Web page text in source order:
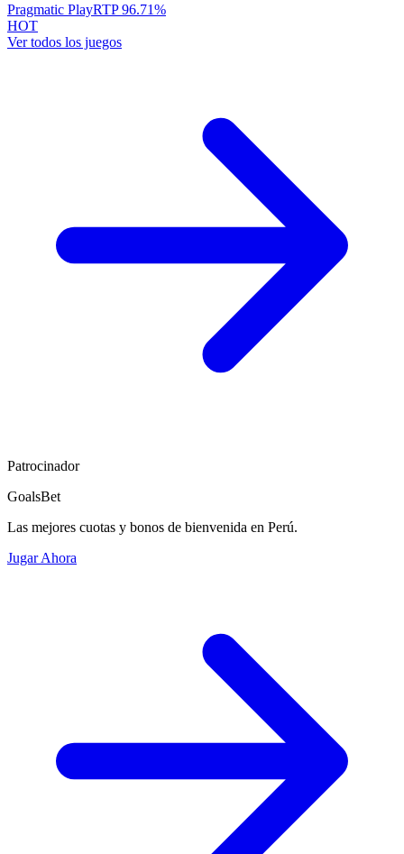
Pragmatic PlayRTP96.71%
HOT
Ver todos los juegos
Patrocinador
GoalsBet
Las mejores cuotas y bonos de bienvenida en Perú.
Jugar Ahora